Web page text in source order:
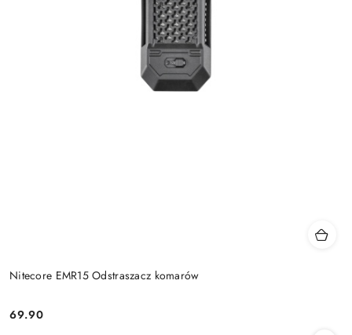
Nitecore EMR15 Odstraszacz komarów
Cena:
69.90